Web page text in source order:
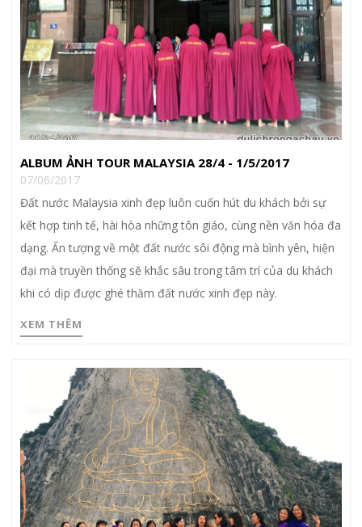
ALBUM ẢNH TOUR MALAYSIA 28/4 - 1/5/2017
07/06/2017
Đất nước Malaysia xinh đẹp luôn cuốn hút du khách bởi sự
kết hợp tinh tế, hài hòa những tôn giáo, cùng nền văn hóa đa
dạng. Ấn tượng về một đất nước sôi động mà bình yên, hiện
đại mà truyền thống sẽ khắc sâu trong tâm trí của du khách
khi có dịp được ghé thăm đất nước xinh đẹp này.
XEM THÊM